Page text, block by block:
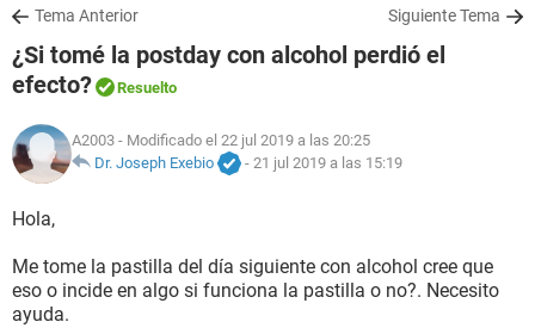
SALUD
FAMILIA
NUTRICIÓN
SEXUALIDAD
GLOSARIO
Tema Anterior Siguiente Tema
¿Si tomé la postday con alcohol perdió el
efecto?
Resuelto
A2003 - Modificado el 22 jul 2019 a las 20:25
Dr. Joseph Exebio
- 21 jul 2019 a las 15:19
Hola,
Me tome la pastilla del día siguiente con alcohol cree que
eso o incide en algo si funciona la pastilla o no?. Necesito
ayuda.